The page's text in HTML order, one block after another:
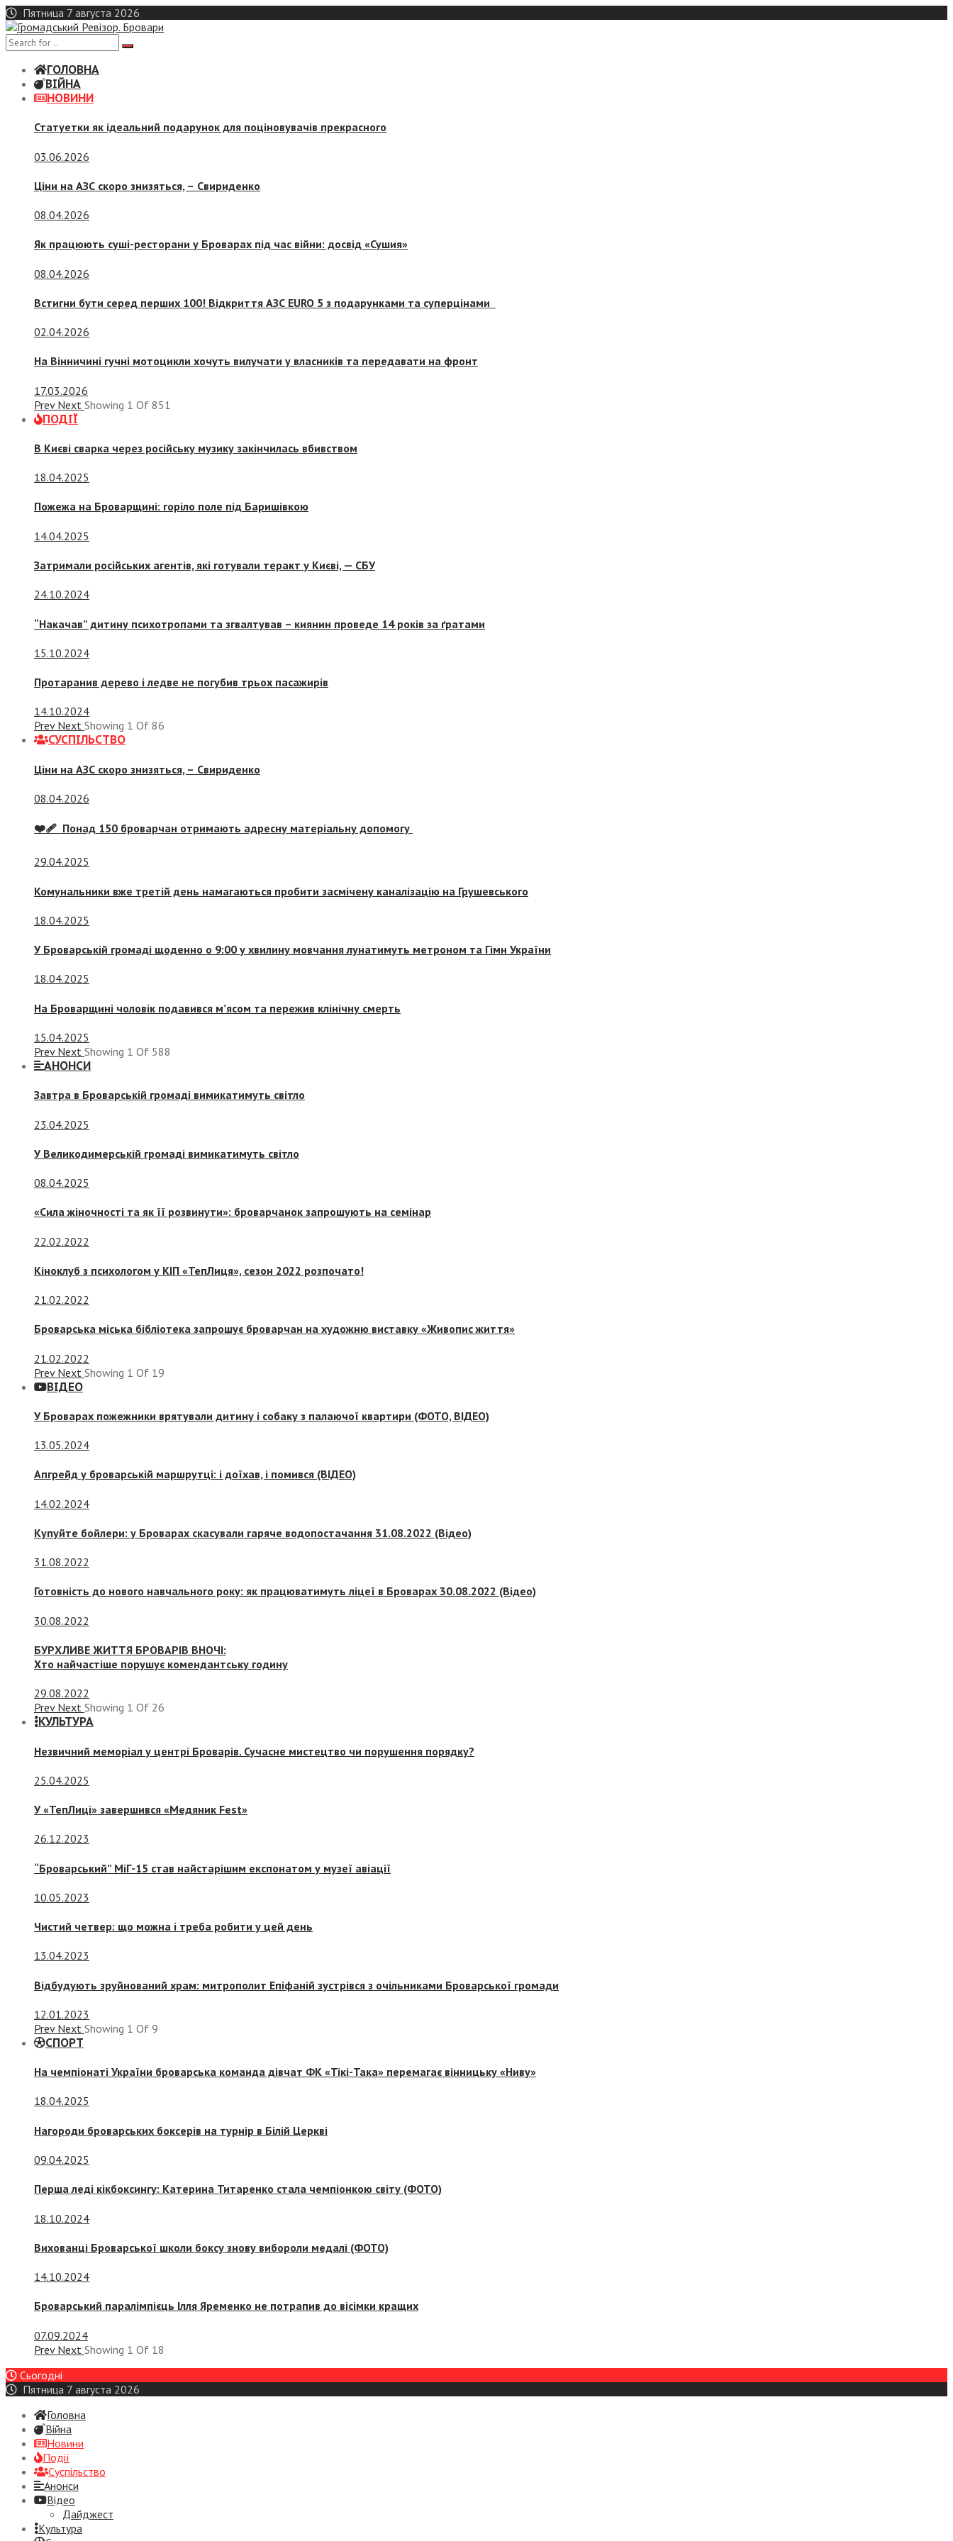
Skip
to
content
Пятница 7 августа 2026
ГОЛОВНА
ВІЙНА
НОВИНИ
Статуетки як ідеальний подарунок для поціновувачів прекрасного
03.06.2026
Ціни на АЗС скоро знизяться, – Свириденко
08.04.2026
Як працюють суші-ресторани у Броварах під час війни: досвід «Сушия»
08.04.2026
Встигни бути серед перших 100! Відкриття АЗС EURO 5 з подарунками та суперцінами
02.04.2026
На Вінничині гучні мотоцикли хочуть вилучати у власників та передавати на фронт
17.03.2026
Prev Next Showing 1 Of 851
ПОДІЇ
В Києві сварка через російську музику закінчилась вбивством
18.04.2025
Пожежа на Броварщині: горіло поле під Баришівкою
14.04.2025
Затримали російських агентів, які готували теракт у Києві, — СБУ
24.10.2024
“Накачав” дитину психотропами та згвалтував – киянин проведе 14 років за ґратами
15.10.2024
Протаранив дерево і ледве не погубив трьох пасажирів
14.10.2024
Prev Next Showing 1 Of 86
СУСПIЛЬСТВО
Ціни на АЗС скоро знизяться, – Свириденко
08.04.2026
❤️‍🩹 Понад 150 броварчан отримають адресну матеріальну допомогу
29.04.2025
Комунальники вже третій день намагаються пробити засмічену каналізацію на Грушевського
18.04.2025
У Броварській громаді щоденно о 9:00 у хвилину мовчання лунатимуть метроном та Гімн України
18.04.2025
На Броварщині чоловік подавився м’ясом та пережив клінічну смерть
15.04.2025
Prev Next Showing 1 Of 588
АНОНСИ
Завтра в Броварській громаді вимикатимуть світло
23.04.2025
У Великодимерській громаді вимикатимуть світло
08.04.2025
«Сила жіночності та як її розвинути»: броварчанок запрошують на семінар
22.02.2022
Кіноклуб з психологом у КІП «ТепЛиця», сезон 2022 розпочато!
21.02.2022
Броварська міська бібліотека запрошує броварчан на художню виставку «Живопис життя»
21.02.2022
Prev Next Showing 1 Of 19
ВІДЕО
У Броварах пожежники врятували дитину і собаку з палаючої квартири (ФОТО, ВІДЕО)
13.05.2024
Апгрейд у броварській маршрутці: і доїхав, і помився (ВІДЕО)
14.02.2024
Купуйте бойлери: у Броварах скасували гаряче водопостачання 31.08.2022 (Відео)
31.08.2022
Готовність до нового навчального року: як працюватимуть ліцеї в Броварах 30.08.2022 (Відео)
30.08.2022
БУРХЛИВЕ ЖИТТЯ БРОВАРІВ ВНОЧІ:
Хто найчастіше порушує комендантську годину
29.08.2022
Prev Next Showing 1 Of 26
КУЛЬТУРА
Незвичний меморіал у центрі Броварів. Сучасне мистецтво чи порушення порядку?
25.04.2025
У «ТепЛиці» завершився «Медяник Fest»
26.12.2023
“Броварський” МіГ-15 став найстарішим експонатом у музеї авіації
10.05.2023
Чистий четвер: що можна і треба робити у цей день
13.04.2023
Відбудують зруйнований храм: митрополит Епіфаній зустрівся з очільниками Броварської громади
12.01.2023
Prev Next Showing 1 Of 9
СПОРТ
На чемпіонаті України броварська команда дівчат ФК «Тікі-Така» перемагає вінницьку «Ниву»
18.04.2025
Нагороди броварських боксерів на турнір в Білій Церкві
09.04.2025
Перша леді кікбоксингу: Катерина Титаренко стала чемпіонкою світу (ФОТО)
18.10.2024
Вихованці Броварської школи боксу знову вибороли медалі (ФОТО)
14.10.2024
Броварський паралімпієць Ілля Яременко не потрапив до вісімки кращих
07.09.2024
Prev Next Showing 1 Of 18
Сьогодні
Пятница 7 августа 2026
Головна
Війна
Новини
Події
Суспiльство
Анонси
Відео
Дайджест
Культура